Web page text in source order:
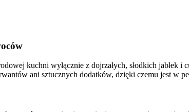
kuchni wyłącznie z dojrzałych, słodkich
ani sztucznych dodatków, dzięki czemu jest w